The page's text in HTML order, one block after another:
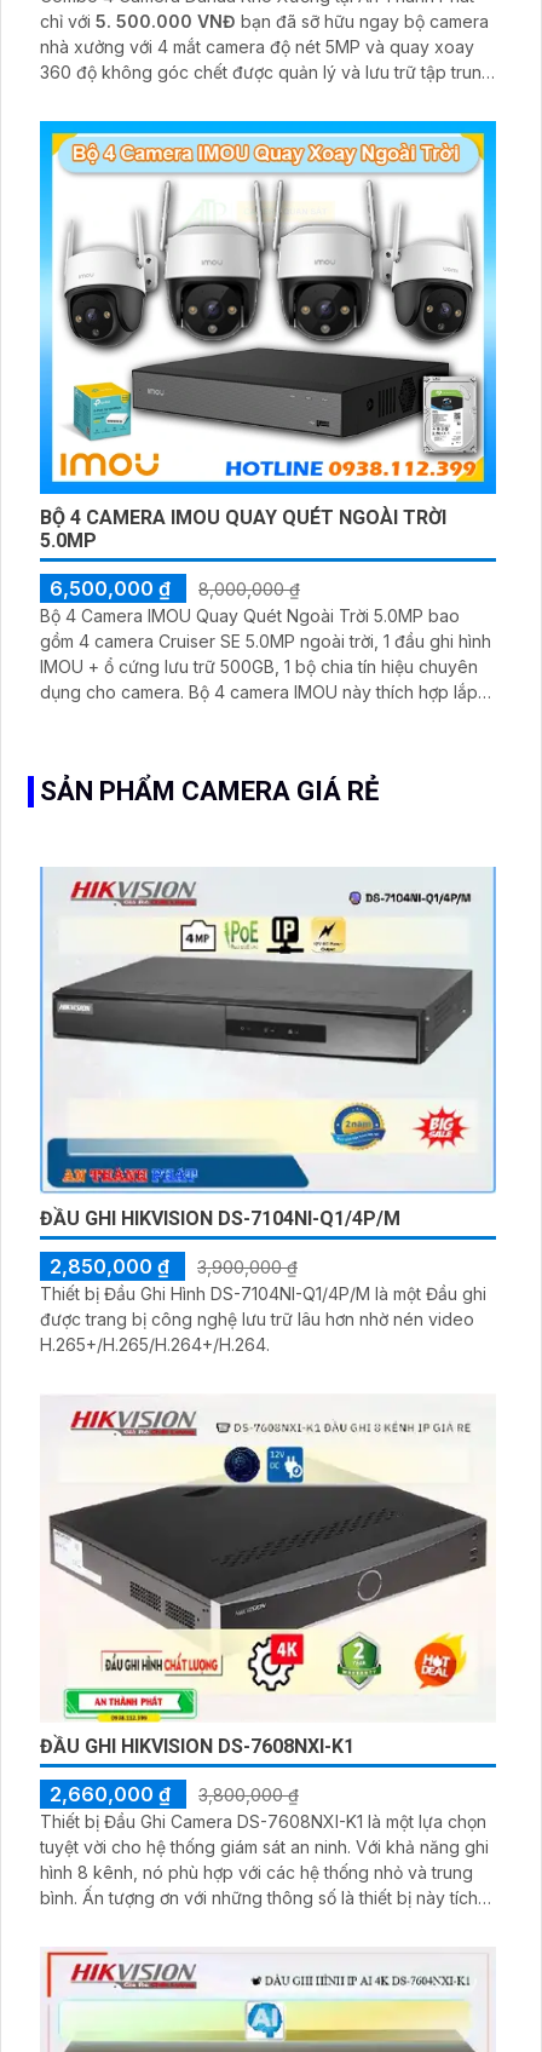
chỉ với 5. 500.000 VNĐ bạn đã sỡ hữu ngay bộ camera
nhà xưởng với 4 mắt camera độ nét 5MP và quay xoay
360 độ không góc chết được quản lý và lưu trữ tập trung
BỘ 4 CAMERA IMOU QUAY QUÉT NGOÀI TRỜI
5.0MP
6,500,000 ₫
8,000,000 ₫
Bộ 4 Camera IMOU Quay Quét Ngoài Trời 5.0MP bao
gồm 4 camera Cruiser SE 5.0MP ngoài trời, 1 đầu ghi hình
IMOU + ổ cứng lưu trữ 500GB, 1 bộ chia tín hiệu chuyên
dụng cho camera. Bộ 4 camera IMOU này thích hợp lắp
SẢN PHẨM CAMERA GIÁ RẺ
ĐẦU GHI HIKVISION DS-7104NI-Q1/4P/M
2,850,000 ₫
3,900,000 ₫
Thiết bị Đầu Ghi Hình DS-7104NI-Q1/4P/M là một Đầu ghi
được trang bị công nghệ lưu trữ lâu hơn nhờ nén video
H.265+/H.265/H.264+/H.264.
ĐẦU GHI HIKVISION DS-7608NXI-K1
2,660,000 ₫
3,800,000 ₫
Thiết bị Đầu Ghi Camera DS-7608NXI-K1 là một lựa chọn
tuyệt vời cho hệ thống giám sát an ninh. Với khả năng ghi
hình 8 kênh, nó phù hợp với các hệ thống nhỏ và trung
bình. Ấn tượng ơn với những thông số là thiết bị này tích
lâu hơn, với các định dạng H.265+/H